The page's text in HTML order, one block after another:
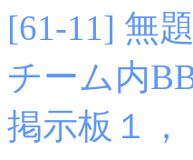
[61-11] 無
チーム内
掲示板１